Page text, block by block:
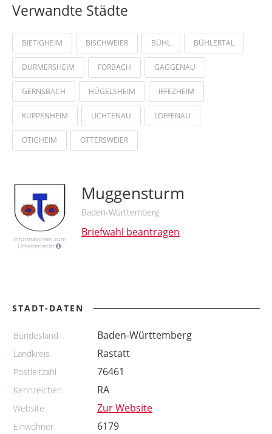
Verwandte Städte
BIETIGHEIM BISCHWEIER BÜHL BÜHLERTAL
DURMERSHEIM FORBACH GAGGENAU
GERNSBACH HÜGELSHEIM IFFEZHEIM
KUPPENHEIM LICHTENAU LOFFENAU
ÖTIGHEIM OTTERSWEIER
Informationen zum
Urheberrecht
Muggensturm
Baden-Württemberg
Briefwahl beantragen
STADT-DATEN
Bundesland Baden-Württemberg
Landkreis Rastatt
Postleitzahl 76461
Kennzeichen RA
Website Zur Website
Einwohner 6179